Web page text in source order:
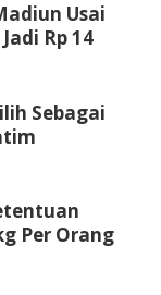
Usai
Rp 14
Sebagai
Per Orang